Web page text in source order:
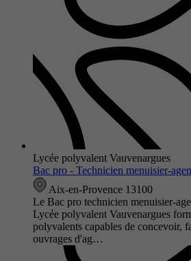
Lycée polyvalent Vauvenargues
Bac pro - Technicien menuisier-
Aix-en-Provence 13100
Le Bac pro technicien menuisier-
Lycée polyvalent Vauvenargues
polyvalents capables de concevoir,
ouvrages d'ag…